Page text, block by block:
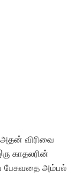
விரிவை
காதலரின்
பேசுவதை அம்பல்